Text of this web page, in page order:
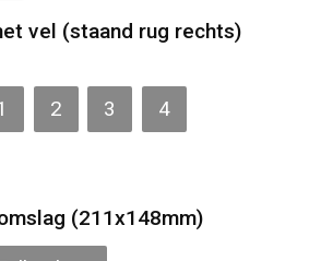
vel (staand rug rechts)
2 3 4
(211x148mm)